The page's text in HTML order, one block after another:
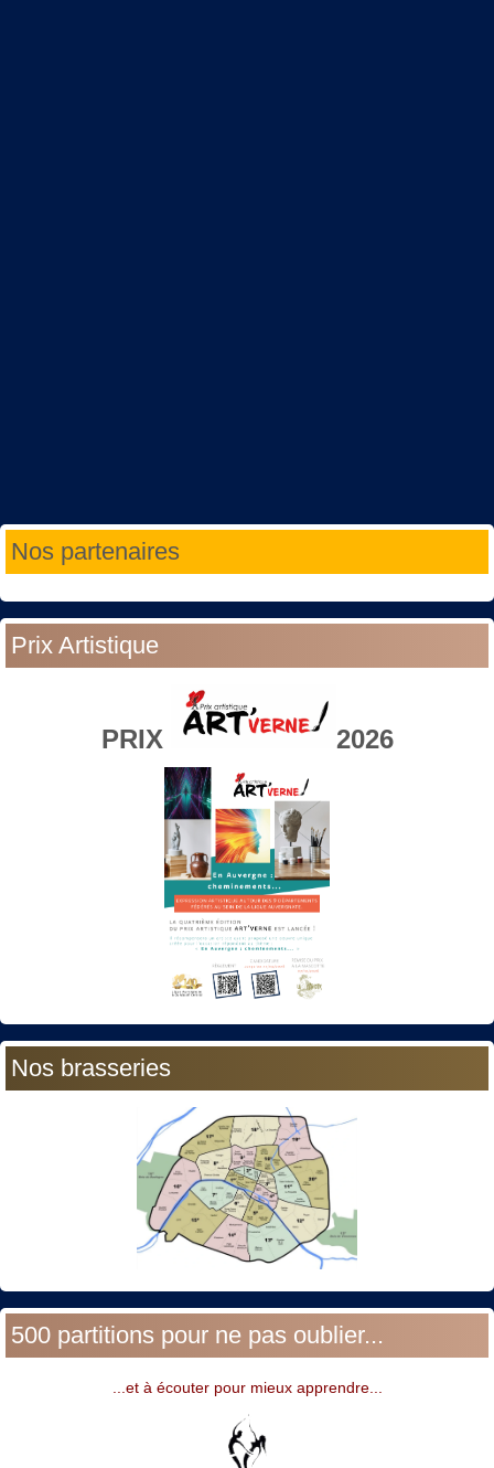
Nos partenaires
Prix Artistique
PRIX 2026
Nos brasseries
500 partitions pour ne pas oublier...
...et à écouter pour mieux apprendre...
Année
précédente
Mois
précédent
Année
suivante
Mois
suivant